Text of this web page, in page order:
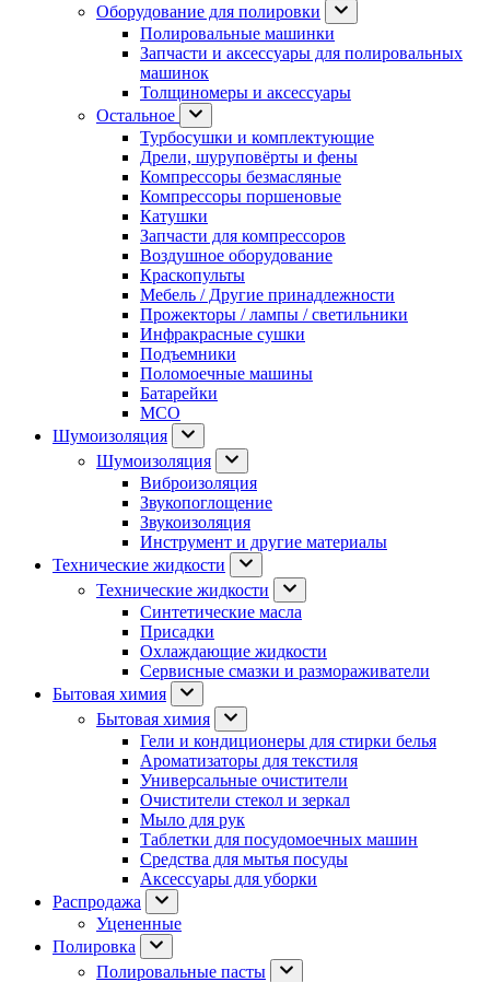
Оборудование для полировки
Полировальные машинки
Запчасти и аксессуары для полировальных
машинок
Толщиномеры и аксессуары
Остальное
Турбосушки и комплектующие
Дрели, шуруповёрты и фены
Компрессоры безмасляные
Компрессоры поршеновые
Катушки
Запчасти для компрессоров
Воздушное оборудование
Краскопульты
Мебель / Другие принадлежности
Прожекторы / лампы / светильники
Инфракрасные сушки
Подъемники
Поломоечные машины
Батарейки
МСО
Шумоизоляция
Шумоизоляция
Виброизоляция
Звукопоглощение
Звукоизоляция
Инструмент и другие материалы
Технические жидкости
Технические жидкости
Синтетические масла
Присадки
Охлаждающие жидкости
Сервисные смазки и размораживатели
Бытовая химия
Бытовая химия
Гели и кондиционеры для стирки белья
Ароматизаторы для текстиля
Универсальные очистители
Очистители стекол и зеркал
Мыло для рук
Таблетки для посудомоечных машин
Средства для мытья посуды
Аксессуары для уборки
Распродажа
Уцененные
Полировка
Полировальные пасты